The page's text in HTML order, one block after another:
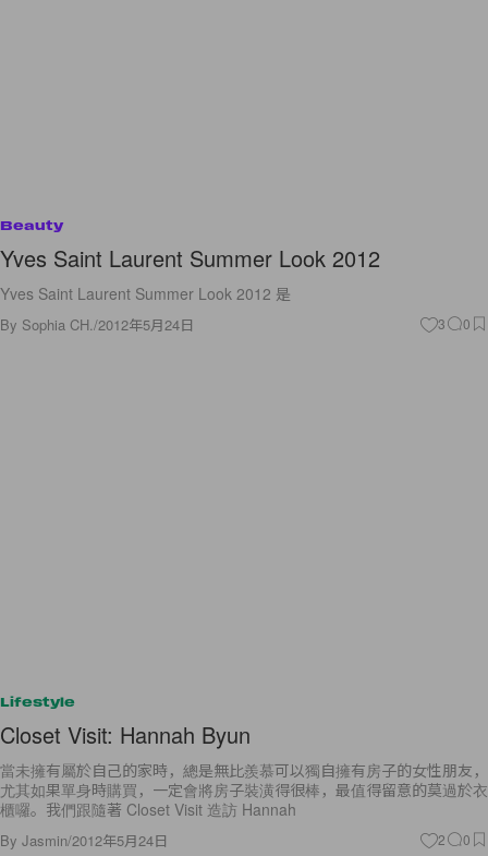
Beauty
Yves Saint Laurent Summer Look 2012
Yves Saint Laurent Summer Look 2012 是
By Sophia CH./2012年5月24日 3 0
Lifestyle
Closet Visit: Hannah Byun
當未擁有屬於自己的家時，總是無比羨慕可以獨自擁有房子的女性朋友，
尤其如果單身時購買，一定會將房子裝潢得很棒，最值得留意的莫過於衣
櫃囉。我們跟隨著 Closet Visit 造訪 Hannah
By Jasmin/2012年5月24日 2 0